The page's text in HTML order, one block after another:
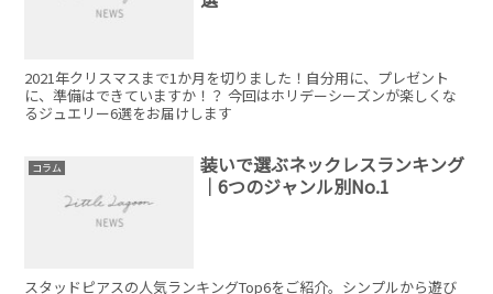
2021年クリスマスまで1か月を切りました！自分用に、プレゼント
に、準備はできていますか！？ 今回はホリデーシーズンが楽しくな
るジュエリー6選をお届けします
コラム
装いで選ぶネックレスランキング
｜6つのジャンル別No.1
スタッドピアスの人気ランキングTop6をご紹介。シンプルから遊び